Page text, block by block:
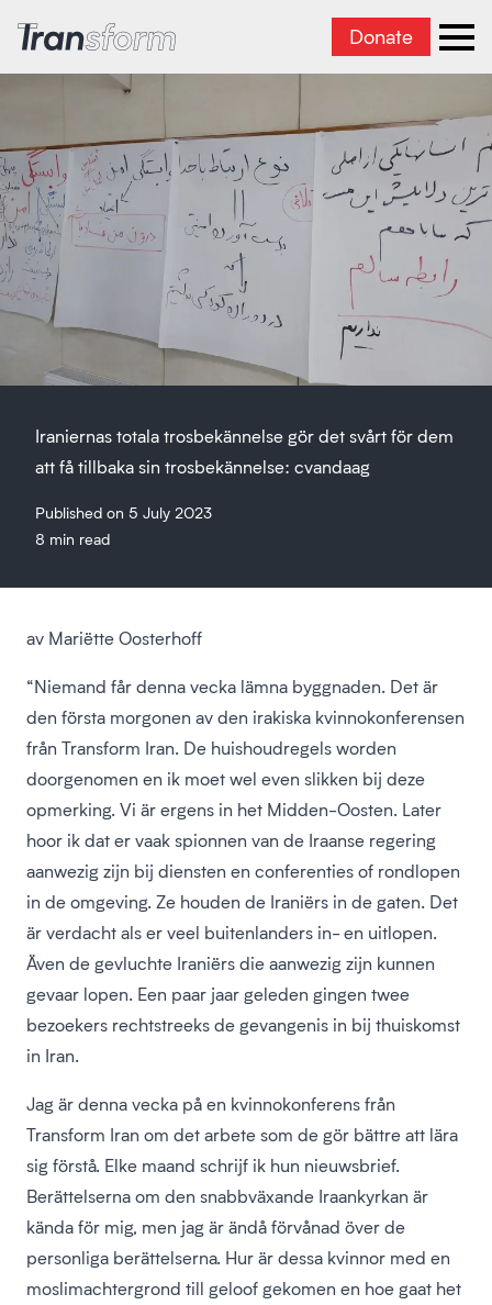
Transform Iran Donate
Iraniernas totala trosbekännelse gör det svårt för dem
att få tillbaka sin trosbekännelse: cvandaag
Published on 5 July 2023
8 min read
av Mariëtte Oosterhoff
“Niemand får denna vecka lämna byggnaden. Det är
den första morgonen av den irakiska kvinnokonferensen
från Transform Iran. De huishoudregels worden
doorgenomen en ik moet wel even slikken bij deze
opmerking. Vi är ergens in het Midden-Oosten. Later
hoor ik dat er vaak spionnen van de Iraanse regering
aanwezig zijn bij diensten en conferenties of rondlopen
in de omgeving. Ze houden de Iraniërs in de gaten. Det
är verdacht als er veel buitenlanders in- en uitlopen.
Även de gevluchte Iraniërs die aanwezig zijn kunnen
gevaar lopen. Een paar jaar geleden gingen twee
bezoekers rechtstreeks de gevangenis in bij thuiskomst
in Iran.
Jag är denna vecka på en kvinnokonferens från
Transform Iran om det arbete som de gör bättre att lära
sig förstå. Elke maand schrijf ik hun nieuwsbrief.
Berättelserna om den snabbväxande Iraankyrkan är
kända för mig, men jag är ändå förvånad över de
personliga berättelserna. Hur är dessa kvinnor med en
moslimachtergrond till geloof gekomen en hoe gaat het